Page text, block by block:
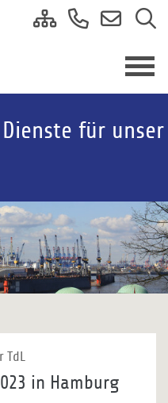
für unser
TdL
in Hamburg